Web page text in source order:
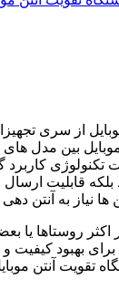
از سری
بین مدل
تکنولوژی
قابلیت ارسال
ها نیاز به آنتن
اکثر روستاها یا
بهبود کیفیت
تقویت آنتن